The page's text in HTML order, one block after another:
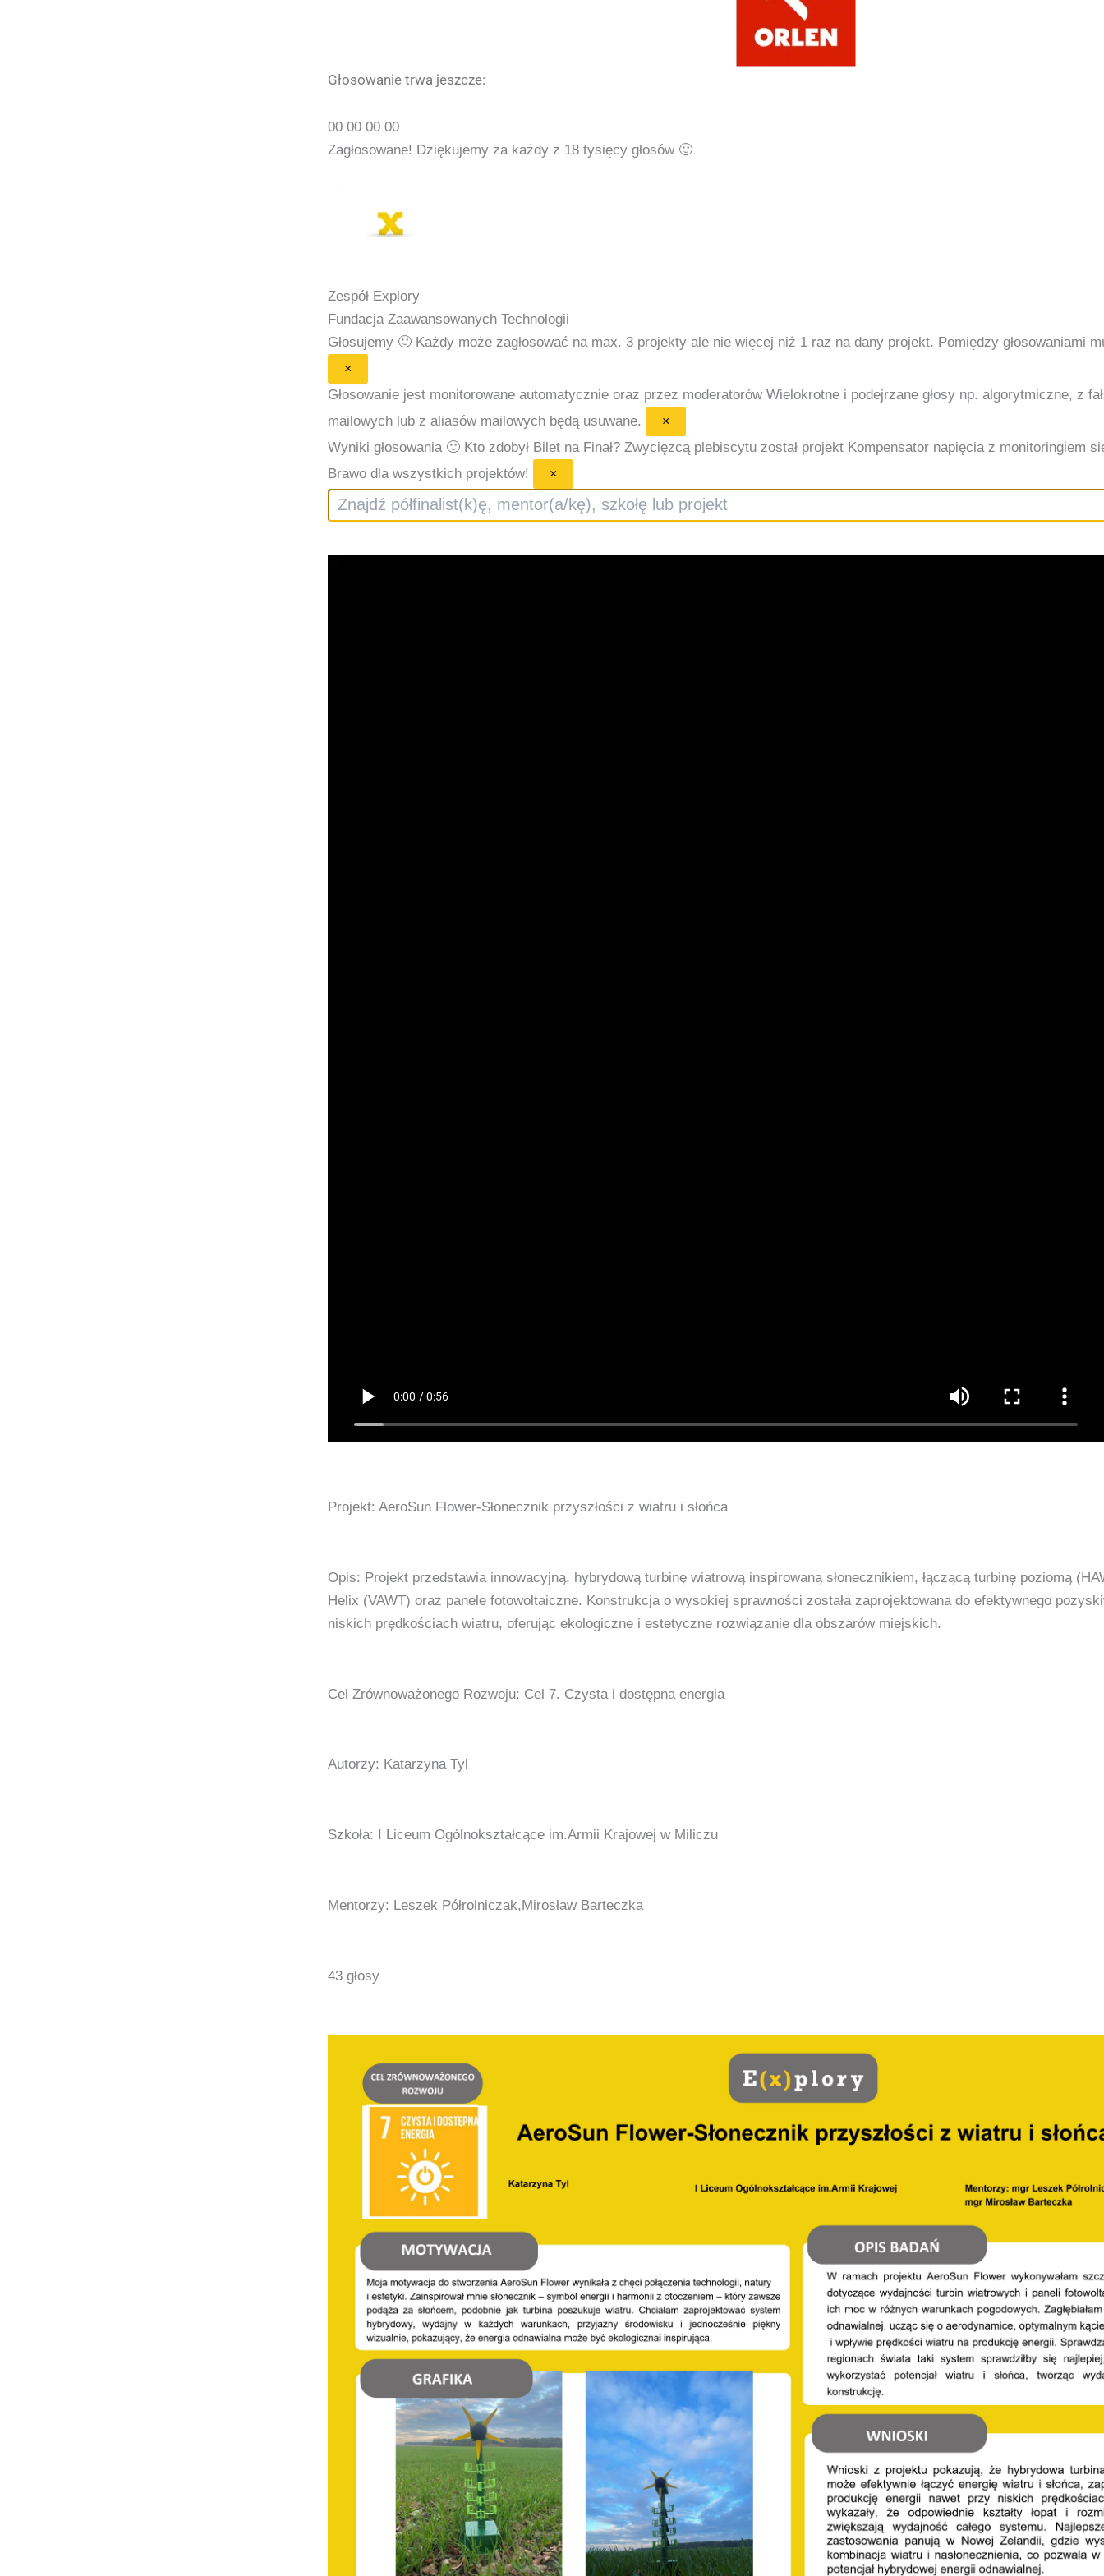
Głosowanie trwa jeszcze:
00 00 00 00
Zagłosowane! Dziękujemy za każdy z 18 tysięcy głosów 🙂
Zespół Explory
Fundacja Zaawansowanych Technologii
Głosujemy 🙂 Każdy może zagłosować na max. 3 projekty ale nie więcej niż 1 raz na dany projekt. Pomiędzy głosowaniami
×
Głosowanie jest monitorowane automatycznie oraz przez moderatorów Wielokrotne i podejrzane głosy np. algorytmiczne, z
mailowych lub z aliasów mailowych będą usuwane.
×
Wyniki głosowania 🙂 Kto zdobył Bilet na Finał? Zwycięzcą plebiscytu został projekt Kompensator napięcia z monitoringiem
Brawo dla wszystkich projektów!
×
Szukaj
Projekt: AeroSun Flower-Słonecznik przyszłości z wiatru i słońca
Opis: Projekt przedstawia innowacyjną, hybrydową turbinę wiatrową inspirowaną słonecznikiem, łączącą turbinę poziomą
Helix (VAWT) oraz panele fotowoltaiczne. Konstrukcja o wysokiej sprawności została zaprojektowana do efektywnego
niskich prędkościach wiatru, oferując ekologiczne i estetyczne rozwiązanie dla obszarów miejskich.
Cel Zrównoważonego Rozwoju: Cel 7. Czysta i dostępna energia
Autorzy: Katarzyna Tyl
Szkoła: I Liceum Ogólnokształcące im.Armii Krajowej w Miliczu
Mentorzy: Leszek Półrolniczak,Mirosław Barteczka
43 głosy